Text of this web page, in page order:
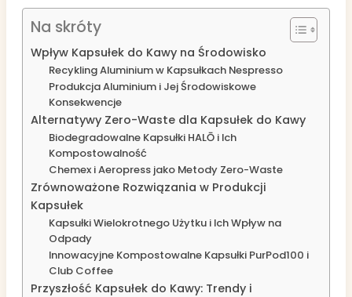
Na skróty
Wpływ Kapsułek do Kawy na Środowisko
Recykling Aluminium w Kapsułkach Nespresso
Produkcja Aluminium i Jej Środowiskowe
Konsekwencje
Alternatywy Zero-Waste dla Kapsułek do Kawy
Biodegradowalne Kapsułki HALŌ i Ich
Kompostowalność
Chemex i Aeropress jako Metody Zero-Waste
Zrównoważone Rozwiązania w Produkcji
Kapsułek
Kapsułki Wielokrotnego Użytku i Ich Wpływ na
Odpady
Innowacyjne Kompostowalne Kapsułki PurPod100 i
Club Coffee
Przyszłość Kapsułek do Kawy: Trendy i